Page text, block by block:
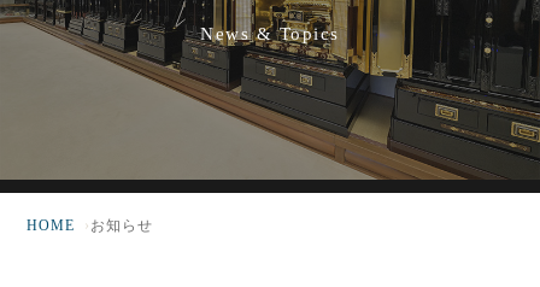
News & Topics
HOME お知らせ